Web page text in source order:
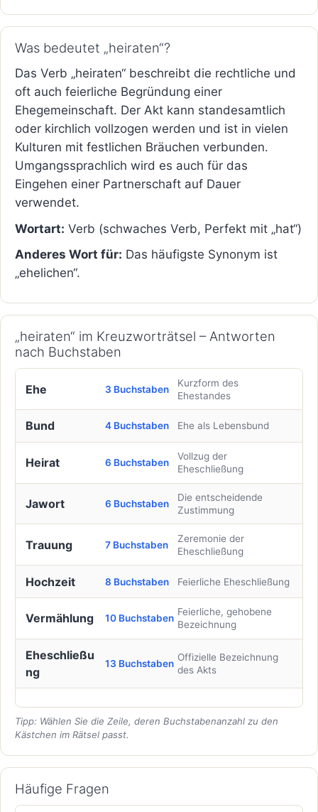
Was bedeutet „heiraten“?
Das Verb „heiraten“ beschreibt die rechtliche und
oft auch feierliche Begründung einer
Ehegemeinschaft. Der Akt kann standesamtlich
oder kirchlich vollzogen werden und ist in vielen
Kulturen mit festlichen Bräuchen verbunden.
Umgangssprachlich wird es auch für das
Eingehen einer Partnerschaft auf Dauer
verwendet.
Wortart: Verb (schwaches Verb, Perfekt mit „hat“)
Anderes Wort für: Das häufigste Synonym ist
„ehelichen“.
„heiraten“ im Kreuzworträtsel – Antworten
nach Buchstaben
Ehe 3 Buchstaben
Kurzform des
Ehestandes
Bund 4 Buchstaben Ehe als Lebensbund
Heirat 6 Buchstaben
Vollzug der
Eheschließung
Jawort 6 Buchstaben
Die entscheidende
Zustimmung
Trauung 7 Buchstaben
Zeremonie der
Eheschließung
Hochzeit 8 Buchstaben Feierliche Eheschließung
Vermählung 10 Buchstaben
Feierliche, gehobene
Bezeichnung
Eheschließu
ng
13 Buchstaben
Offizielle Bezeichnung
des Akts
Tipp: Wählen Sie die Zeile, deren Buchstabenanzahl zu den
Kästchen im Rätsel passt.
Häufige Fragen